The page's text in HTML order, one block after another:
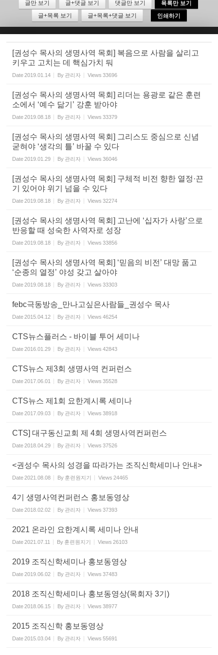
글만 보기 글+댓글 보기 댓글만 보기
목록만 보기
글+목록 보기
글+목록+댓글 보기 인쇄하기
[권성수 목사의 생명사역 목회] 복음으로 사람을 살리고
키우고 고치는 데 핵심가치 둬
Date 2019.01.14 By 관리자 Views 33696
[권성수 목사의 생명사역 목회] 리더는 용광로 같은 훈련
소에서 ‘예수 닮기’ 강훈 받아야
Date 2019.08.18 By 관리자 Views 33379
[권성수 목사의 생명사역 목회] 그리스도 중심으로 신념
굳혀야 ‘생각의 틀’ 바꿀 수 있다
Date 2019.01.29 By 관리자 Views 36046
[권성수 목사의 생명사역 목회] 구체적 비전 향한 열정·끈
기 있어야 위기 넘을 수 있다
Date 2019.08.18 By 관리자 Views 32274
[권성수 목사의 생명사역 목회] 고난에 ‘십자가 사랑’으로
반응할 때 성숙한 사역자로 성장
Date 2019.08.18 By 관리자 Views 33856
[권성수 목사의 생명사역 목회] ‘믿음의 비전’ 대망 품고
‘순종의 열정’ 야성 갖고 살아야
Date 2019.08.18 By 관리자 Views 33303
febc극동방송_만나고싶은사람들_권성수 목사
Date 2015.04.12 By 관리자 Views 46254
CTS뉴스플러스 - 바이블 투어 세미나
Date 2016.01.29 By 관리자 Views 42843
CTS뉴스 제3회 생명사역 컨퍼런스
Date 2017.06.01 By 관리자 Views 35528
CTS뉴스 제1회 요한계시록 세미나
Date 2017.09.03 By 관리자 Views 38918
CTS] 대구동신교회 제 4회 생명사역컨퍼런스
Date 2018.04.29 By 관리자 Views 37526
<권성수 목사의 성경을 따라가는 조직신학세미나 안내>
Date 2021.08.08 By 훈련원지기 Views 24465
4기 생명사역컨퍼런스 홍보동영상
Date 2018.02.02 By 관리자 Views 37393
2021 온라인 요한계시록 세미나 안내
Date 2021.07.11 By 훈련원지기 Views 26103
2019 조직신학세미나 홍보동영상
Date 2019.06.02 By 관리자 Views 37483
2018 조직신학세미나 홍보동영상(목회자 3기)
Date 2018.06.15 By 관리자 Views 38977
2015 조직신학 홍보동영상
Date 2015.03.04 By 관리자 Views 55691
Sketchbook5, 스케치북5
Sketchbook5, 스케치북5